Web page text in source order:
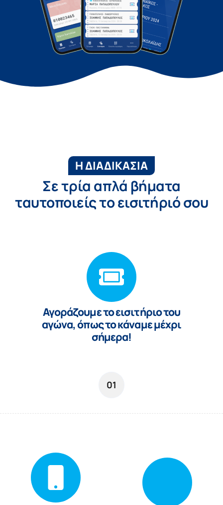
Η ΔΙΑΔΙΚΑΣΙΑ
Σε τρία απλά βήματα
ταυτοποιείς το εισιτήριό σου
Αγoράζουμε το εισιτήριο του
αγώνα, όπως το κάναμε μέχρι
σήμερα!
01